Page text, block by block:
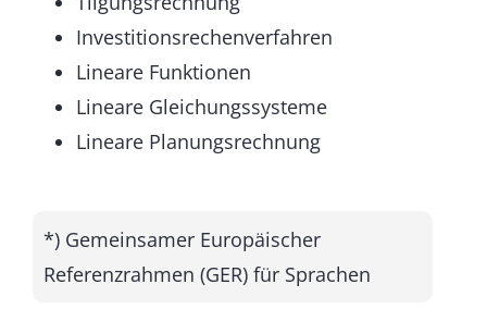
Investitionsrechenverfahren
Lineare Funktionen
Lineare Gleichungssysteme
Lineare Planungsrechnung
*) Gemeinsamer Europäischer
Referenzrahmen (GER) für Sprachen